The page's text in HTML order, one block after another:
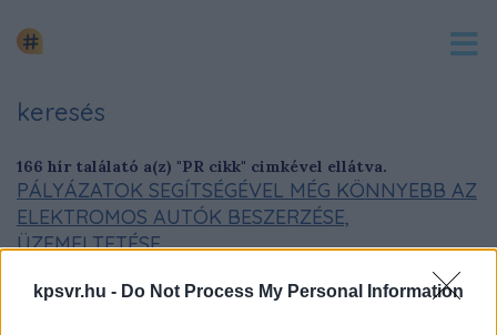
kpsvr.hu - Do Not Process My Personal Information
keresés
166 hír találató a(z) "PR cikk" cimkével ellátva.
PÁLYÁZATOK SEGÍTSÉGÉVEL MÉG KÖNNYEBB AZ
ELEKTROMOS AUTÓK BESZERZÉSE,
ÜZEMELTETÉSE
2023. december. 19. 09:38
A magyar kormány novemberben két pályázatot indított el,